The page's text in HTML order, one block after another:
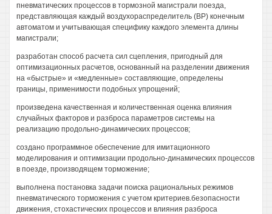
пневматических процессов в тормозной магистрали поезда,
представляющая каждый воздухораспределитель (ВР) конечным
автоматом и учитывающая специфику каждого элемента длины
магистрали;
разработан способ расчета сил сцепления, пригодный для
оптимизационных расчетов, основанный на разделении движения
на «быстрые» и «медленные» составляющие, определены
границы, применимости подобных упрощений;
произведена качественная и количественная оценка влияния
случайных факторов и разброса параметров системы на
реализацию продольно-динамических процессов;
создано программное обеспечение для имитационного
моделирования и оптимизации продольно-динамических процессов
в поезде, производящем торможение;
выполнена постановка задачи поиска рациональных режимов
пневматического торможения с учетом критериев.безопасности
движения, стохастических процессов и влияния разброса